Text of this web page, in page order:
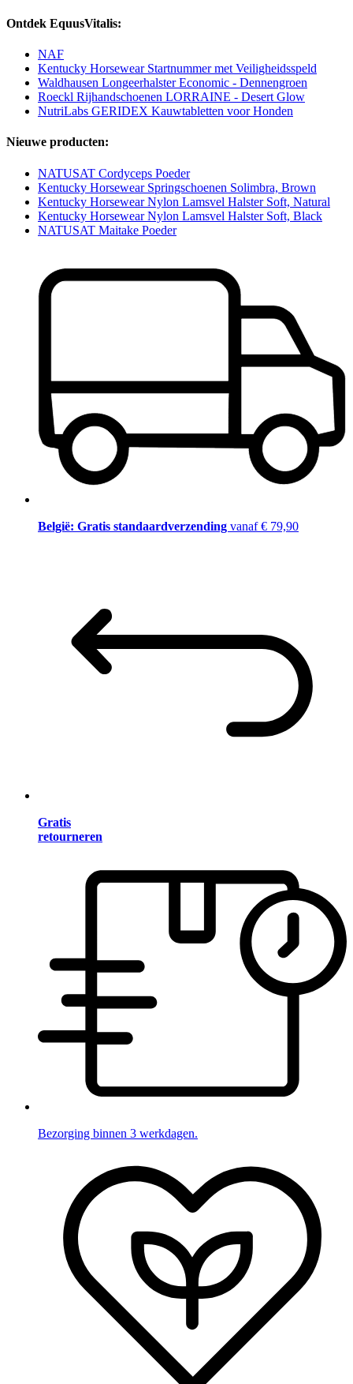
Ontdek EquusVitalis:
NAF
Kentucky Horsewear Startnummer met Veiligheidsspeld
Waldhausen Longeerhalster Economic - Dennengroen
Roeckl Rijhandschoenen LORRAINE - Desert Glow
NutriLabs GERIDEX Kauwtabletten voor Honden
Nieuwe producten:
NATUSAT Cordyceps Poeder
Kentucky Horsewear Springschoenen Solimbra, Brown
Kentucky Horsewear Nylon Lamsvel Halster Soft, Natural
Kentucky Horsewear Nylon Lamsvel Halster Soft, Black
NATUSAT Maitake Poeder
België: Gratis standaardverzending vanaf € 79,90
Gratis
retourneren
Bezorging binnen 3 werkdagen.